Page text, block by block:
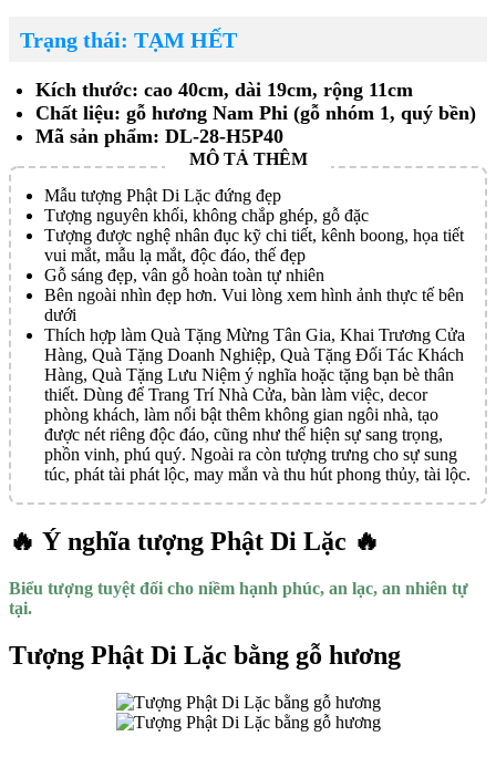
Trạng thái: TẠM HẾT
Kích thước: cao 40cm, dài 19cm, rộng 11cm
Chất liệu: gỗ hương Nam Phi (gỗ nhóm 1, quý bền)
Mã sản phẩm: DL-28-H5P40
Mẫu tượng Phật Di Lặc đứng đẹp
Tượng nguyên khối, không chắp ghép, gỗ đặc
Tượng được nghệ nhân đục kỹ chi tiết, kênh boong, họa tiết
vui mắt, mẫu lạ mắt, độc đáo, thế đẹp
Gỗ sáng đẹp, vân gỗ hoàn toàn tự nhiên
Bên ngoài nhìn đẹp hơn. Vui lòng xem hình ảnh thực tế bên
dưới
Thích hợp làm Quà Tặng Mừng Tân Gia, Khai Trương Cửa
Hàng, Quà Tặng Doanh Nghiệp, Quà Tặng Đối Tác Khách
Hàng, Quà Tặng Lưu Niệm ý nghĩa hoặc tặng bạn bè thân
thiết. Dùng để Trang Trí Nhà Cửa, bàn làm việc, decor
phòng khách, làm nổi bật thêm không gian ngôi nhà, tạo
được nét riêng độc đáo, cũng như thể hiện sự sang trọng,
phồn vinh, phú quý. Ngoài ra còn tượng trưng cho sự sung
túc, phát tài phát lộc, may mắn và thu hút phong thủy, tài lộc.
🔥 Ý nghĩa tượng Phật Di Lặc 🔥
Biểu tượng tuyệt đối cho niềm hạnh phúc, an lạc, an nhiên tự
tại.
Tượng Phật Di Lặc bằng gỗ hương